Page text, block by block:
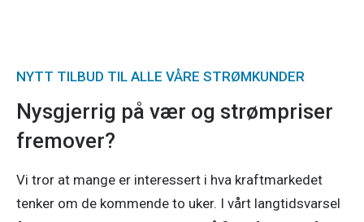
NYTT TILBUD TIL ALLE VÅRE STRØMKUNDER
Nysgjerrig på vær og strømpriser
fremover?
Vi tror at mange er interessert i hva kraftmarkedet
tenker om de kommende to uker. I vårt langtidsvarsel